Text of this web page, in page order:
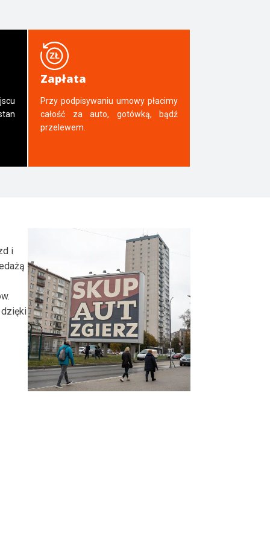
Zapłata
Przy podpisywaniu umowy płacimy
całość za auto, gotówką, bądź
przelewem.
i
dzięki